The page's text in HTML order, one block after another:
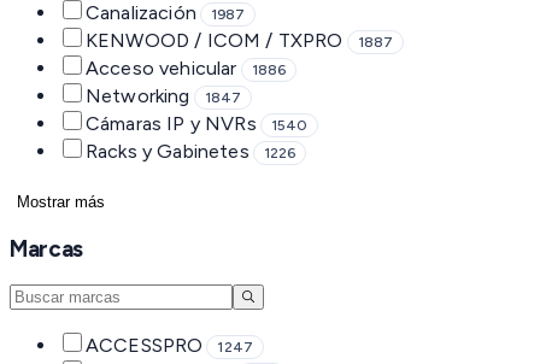
Canalización 1987
KENWOOD / ICOM / TXPRO 1887
Acceso vehicular 1886
Networking 1847
Cámaras IP y NVRs 1540
Racks y Gabinetes 1226
Mostrar más
Marcas
ACCESSPRO 1247